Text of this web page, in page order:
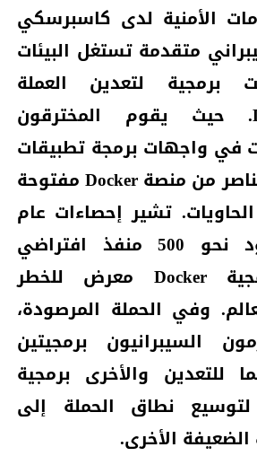
الأمنية لدى كاسبرسكي
متقدمة تستغل البيئات
برمجية لتعدين العملة
. حيث يقوم المخترقون
في واجهات برمجة تطبيقات
من منصةDockerمفتوحة
تشير إحصاءات عام
2025 إلى وجود نحو 500 منفذ افتراضي
Docker معرض للخطر
وفي الحملة المرصودة،
السيبرانيون برمجيتين
للتعدين والأخرى برمجية
نطاق الحملة إلى
الأخرى.